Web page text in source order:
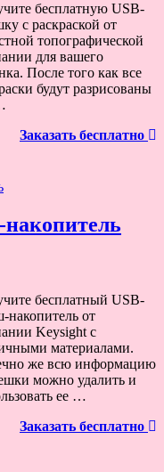
бесплатную USB-
с раскраской от
топографической
для вашего
После того как все
будут разрисованы
Заказать бесплатно
бесплатный USB-
накопитель от
Keysight с
материалами.
же всю информацию
можно удалить и
ее …
Заказать бесплатно